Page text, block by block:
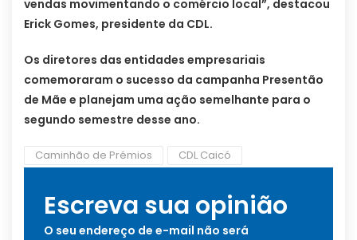
vendas movimentando o comércio local”, destacou
Erick Gomes, presidente da CDL.
Os diretores das entidades empresariais
comemoraram o sucesso da campanha Presentão
de Mãe e planejam uma ação semelhante para o
segundo semestre desse ano.
Caminhão de Prémios CDL Caicó
Escreva sua opinião
O seu endereço de e-mail não será